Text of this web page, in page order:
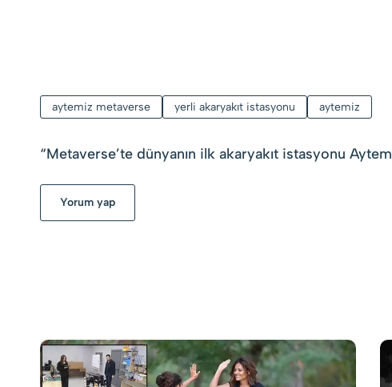
aytemiz metaverse yerli akaryakıt istasyonu aytemiz
“Metaverse’te dünyanın ilk akaryakıt istasyonu
Yorum yap